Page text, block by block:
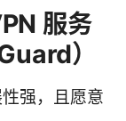
服务
）
强，且愿意